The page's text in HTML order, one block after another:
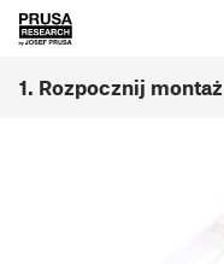
1. Rozpocznij montaż